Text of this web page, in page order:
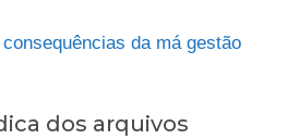
da má gestão
dos arquivos